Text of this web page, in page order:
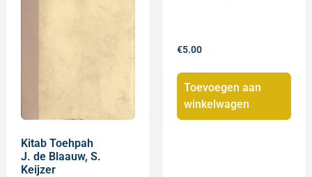
Kitab Toehpah
J. de Blaauw, S.
Keijzer
€5.00
Toevoegen aan
winkelwagen